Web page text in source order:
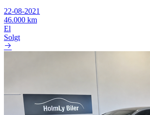
22-08-2021
46.000 km
El
Solgt